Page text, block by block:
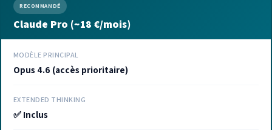
RECOMMANDÉ
Claude Pro (~18 €/mois)
MODÈLE PRINCIPAL
Opus 4.6 (accès prioritaire)
EXTENDED THINKING
✅ Inclus